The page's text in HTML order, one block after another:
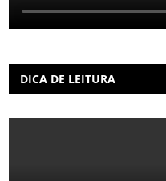
DICA DE LEITURA